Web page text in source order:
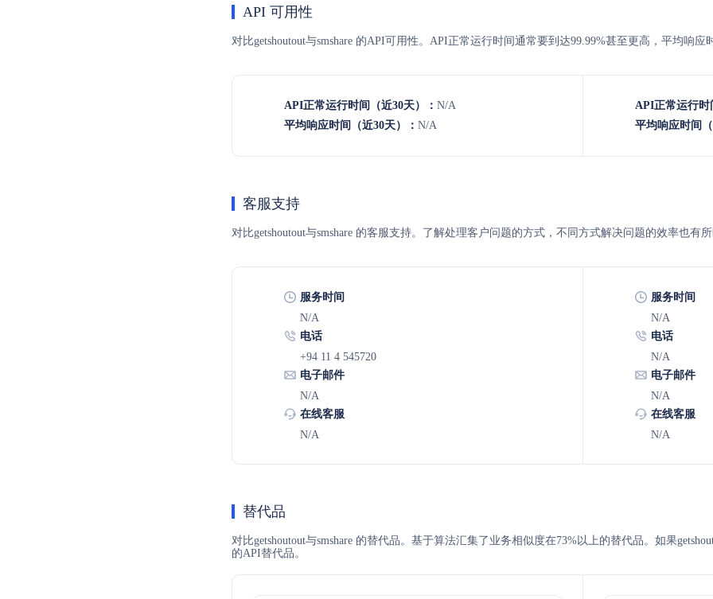
API 可用性
对比getshoutout与smshare 的API可用性。API正常运行时间通常要到达99.99%甚至更高，平均响
API正常运行时间（近30天）： N/A
平均响应时间（近30天）： N/A
API正常运行时
平均响应时间（
客服支持
对比getshoutout与smshare 的客服支持。了解处理客户问题的方式，不同方式解决问题的效率也有所
服务时间
N/A
电话
+94 11 4 545720
电子邮件
N/A
在线客服
N/A
服务时间
N/A
电话
N/A
电子邮件
N/A
在线客服
N/A
替代品
对比getshoutout与smshare 的替代品。基于算法汇集了业务相似度在73%以上的替代品。如果
的API替代品。